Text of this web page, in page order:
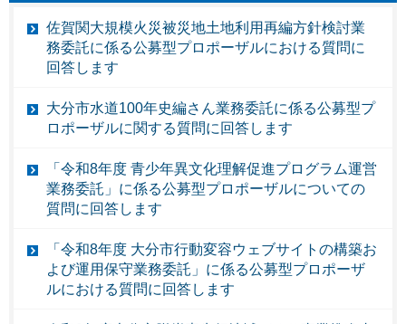
佐賀関大規模火災被災地土地利用再編方針検討業
務委託に係る公募型プロポーザルにおける質問に
回答します
大分市水道100年史編さん業務委託に係る公募型プ
ロポーザルに関する質問に回答します
「令和8年度 青少年異文化理解促進プログラム運営
業務委託」に係る公募型プロポーザルについての
質問に回答します
「令和8年度 大分市行動変容ウェブサイトの構築お
よび運用保守業務委託」に係る公募型プロポーザ
ルにおける質問に回答します